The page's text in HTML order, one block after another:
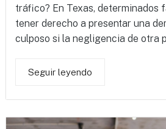
tráfico? En Texas, determinados
tener derecho a presentar una
culposo si la negligencia de otra
Seguir leyendo